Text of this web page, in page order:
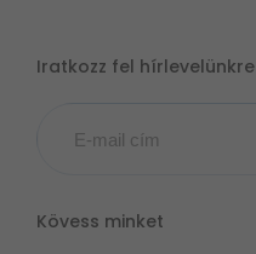
Iratkozz fel hírlevelünkre
Kövess minket